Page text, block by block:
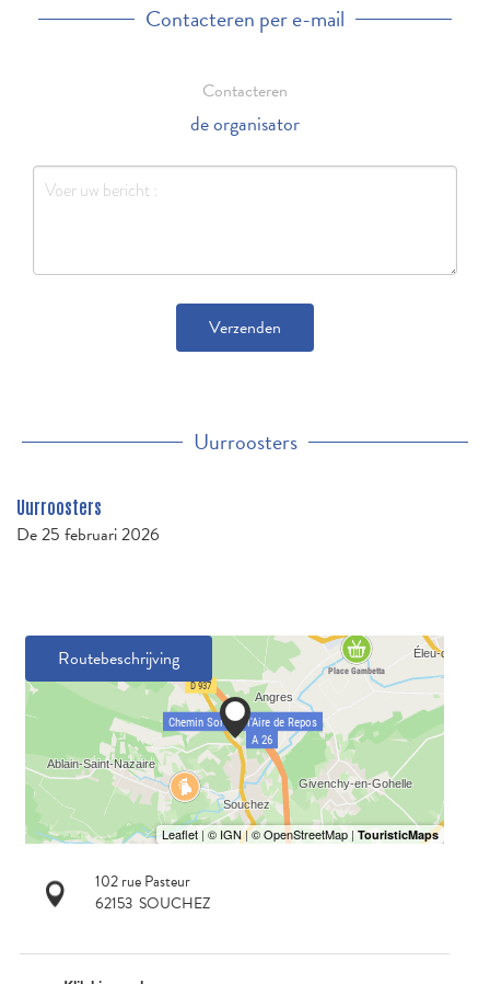
Contacteren per e-mail
Contacteren
de organisator
Verzenden
Uurroosters
Uurroosters
De25 februari 2026
Routebeschrijving
102 rue Pasteur
62153 SOUCHEZ